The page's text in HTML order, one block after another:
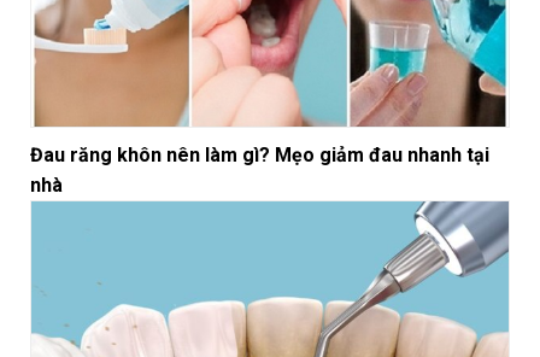
Đau răng khôn nên làm gì? Mẹo giảm đau nhanh tại
nhà